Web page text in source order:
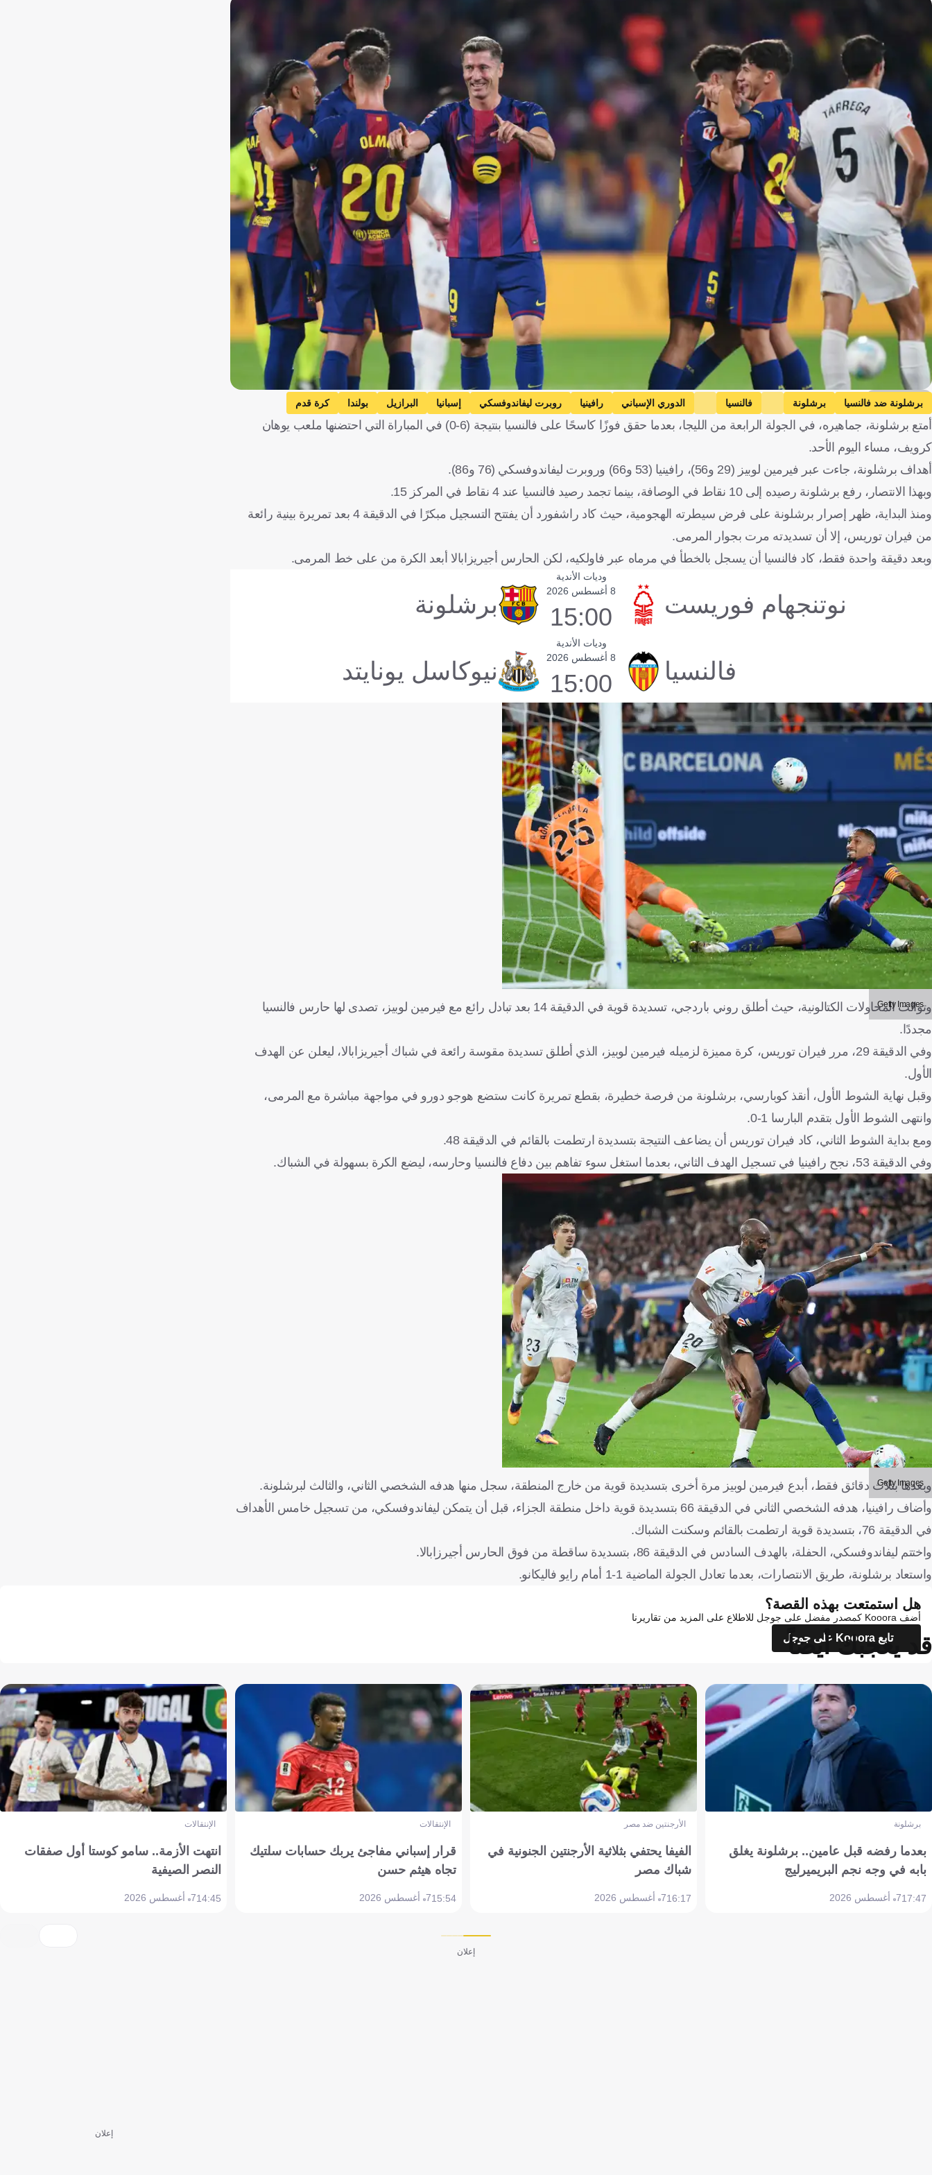
Getty Images
برشلونة ضد فالنسيا برشلونة فالنسيا الدوري الإسباني رافينيا روبرت ليفاندوفسكي إسبانيا البرازيل بولندا كرة قدم
أمتع برشلونة، جماهيره، في الجولة الرابعة من الليجا، بعدما حقق فوزًا كاسحًا على فالنسيا بنتيجة (6-0) في المباراة التي احتضنها ملعب يوهان
كرويف، مساء اليوم الأحد.
أهداف برشلونة، جاءت عبر فيرمين لوبيز (29 و56)، رافينيا (53 و66) وروبرت ليفاندوفسكي (76 و86).
وبهذا الانتصار، رفع برشلونة رصيده إلى 10 نقاط في الوصافة، بينما تجمد رصيد فالنسيا عند 4 نقاط في المركز 15.
ومنذ البداية، ظهر إصرار برشلونة على فرض سيطرته الهجومية، حيث كاد راشفورد أن يفتتح التسجيل مبكرًا في الدقيقة 4 بعد تمريرة بينية رائعة
من فيران توريس، إلا أن تسديدته مرت بجوار المرمى.
وبعد دقيقة واحدة فقط، كاد فالنسيا أن يسجل بالخطأ في مرماه عبر فاولكيه، لكن الحارس أجيريزابالا أبعد الكرة من على خط المرمى.
وديات الأندية
نوتنجهام فوريست 8 أغسطس 2026
15:00 برشلونة
وديات الأندية
فالنسيا 8 أغسطس 2026
15:00 نيوكاسل يونايتد
Getty Images
وتوالت المحاولات الكتالونية، حيث أطلق روني باردجي، تسديدة قوية في الدقيقة 14 بعد تبادل رائع مع فيرمين لوبيز، تصدى لها حارس فالنسيا
مجددًا.
وفي الدقيقة 29، مرر فيران توريس، كرة مميزة لزميله فيرمين لوبيز، الذي أطلق تسديدة مقوسة رائعة في شباك أجيريزابالا، ليعلن عن الهدف
الأول.
وقبل نهاية الشوط الأول، أنقذ كوبارسي، برشلونة من فرصة خطيرة، بقطع تمريرة كانت ستضع هوجو دورو في مواجهة مباشرة مع المرمى،
وانتهى الشوط الأول بتقدم البارسا 1-0.
ومع بداية الشوط الثاني، كاد فيران توريس أن يضاعف النتيجة بتسديدة ارتطمت بالقائم في الدقيقة 48.
وفي الدقيقة 53، نجح رافينيا في تسجيل الهدف الثاني، بعدما استغل سوء تفاهم بين دفاع فالنسيا وحارسه، ليضع الكرة بسهولة في الشباك.
Getty Images
وبعدها بثلاث دقائق فقط، أبدع فيرمين لوبيز مرة أخرى بتسديدة قوية من خارج المنطقة، سجل منها هدفه الشخصي الثاني، والثالث لبرشلونة.
وأضاف رافينيا، هدفه الشخصي الثاني في الدقيقة 66 بتسديدة قوية داخل منطقة الجزاء، قبل أن يتمكن ليفاندوفسكي، من تسجيل خامس الأهداف
في الدقيقة 76، بتسديدة قوية ارتطمت بالقائم وسكنت الشباك.
واختتم ليفاندوفسكي، الحفلة، بالهدف السادس في الدقيقة 86، بتسديدة ساقطة من فوق الحارس أجيرزابالا.
واستعاد برشلونة، طريق الانتصارات، بعدما تعادل الجولة الماضية 1-1 أمام رايو فاليكانو.
هل استمتعت بهذه القصة؟
أضف Kooora كمصدر مفضل على جوجل للاطلاع على المزيد من تقاريرنا
تابع Kooora على جوجل
قد يعجبك أيضاً
برشلونة
بعدما رفضه قبل عامين.. برشلونة يغلق
بابه في وجه نجم البريميرليج
17:477 أغسطس 2026
الأرجنتين ضد مصر
الفيفا يحتفي بثلاثية الأرجنتين الجنونية في
شباك مصر
16:177 أغسطس 2026
الإنتقالات
قرار إسباني مفاجئ يربك حسابات سلتيك
تجاه هيثم حسن
15:547 أغسطس 2026
الإنتقالات
انتهت الأزمة.. سامو كوستا أول صفقات
النصر الصيفية
14:457 أغسطس 2026
إعلان
إعلان